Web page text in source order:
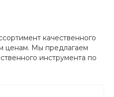
качественного
ценам. Мы предлагаем
инструмента по